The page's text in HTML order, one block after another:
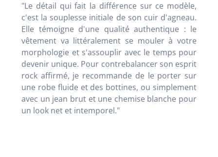
"Le détail qui fait la différence sur ce modèle,
c'est la souplesse initiale de son cuir d'agneau.
Elle témoigne d'une qualité authentique : le
vêtement va littéralement se mouler à votre
morphologie et s'assouplir avec le temps pour
devenir unique. Pour contrebalancer son esprit
rock affirmé, je recommande de le porter sur
une robe fluide et des bottines, ou simplement
avec un jean brut et une chemise blanche pour
un look net et intemporel."